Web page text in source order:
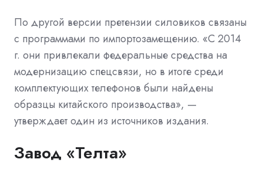
По другой версии претензии силовиков связаны
с программами по импортозамещению. «С 2014
г. они привлекали федеральные средства на
модернизацию спецсвязи, но в итоге среди
комплектующих телефонов были найдены
образцы китайского производства», —
утверждает один из источников издания.
Завод «Телта»